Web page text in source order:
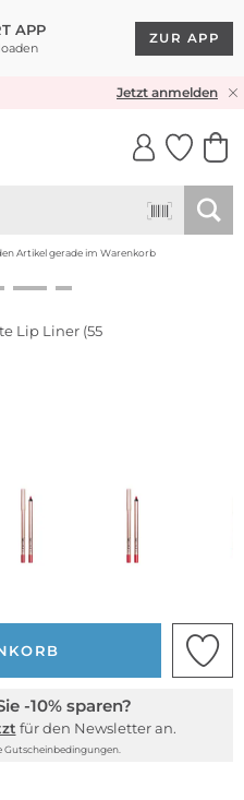
APP
ZUR APP
& RÜCKVERSANDJetzt anmelden
Artikel gerade im Warenkorb
Lip Liner (55
-10% sparen?
für den Newsletter an.
Gutscheinbedingungen.